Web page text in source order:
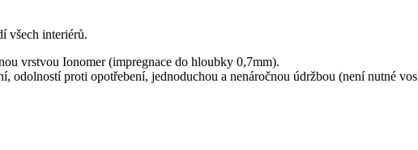
všech interiérů.
vrstvou Ionomer (impregnace do hloubky 0,7mm).
odolností proti opotřebení, jednoduchou a nenáročnou údržbou (není nutné